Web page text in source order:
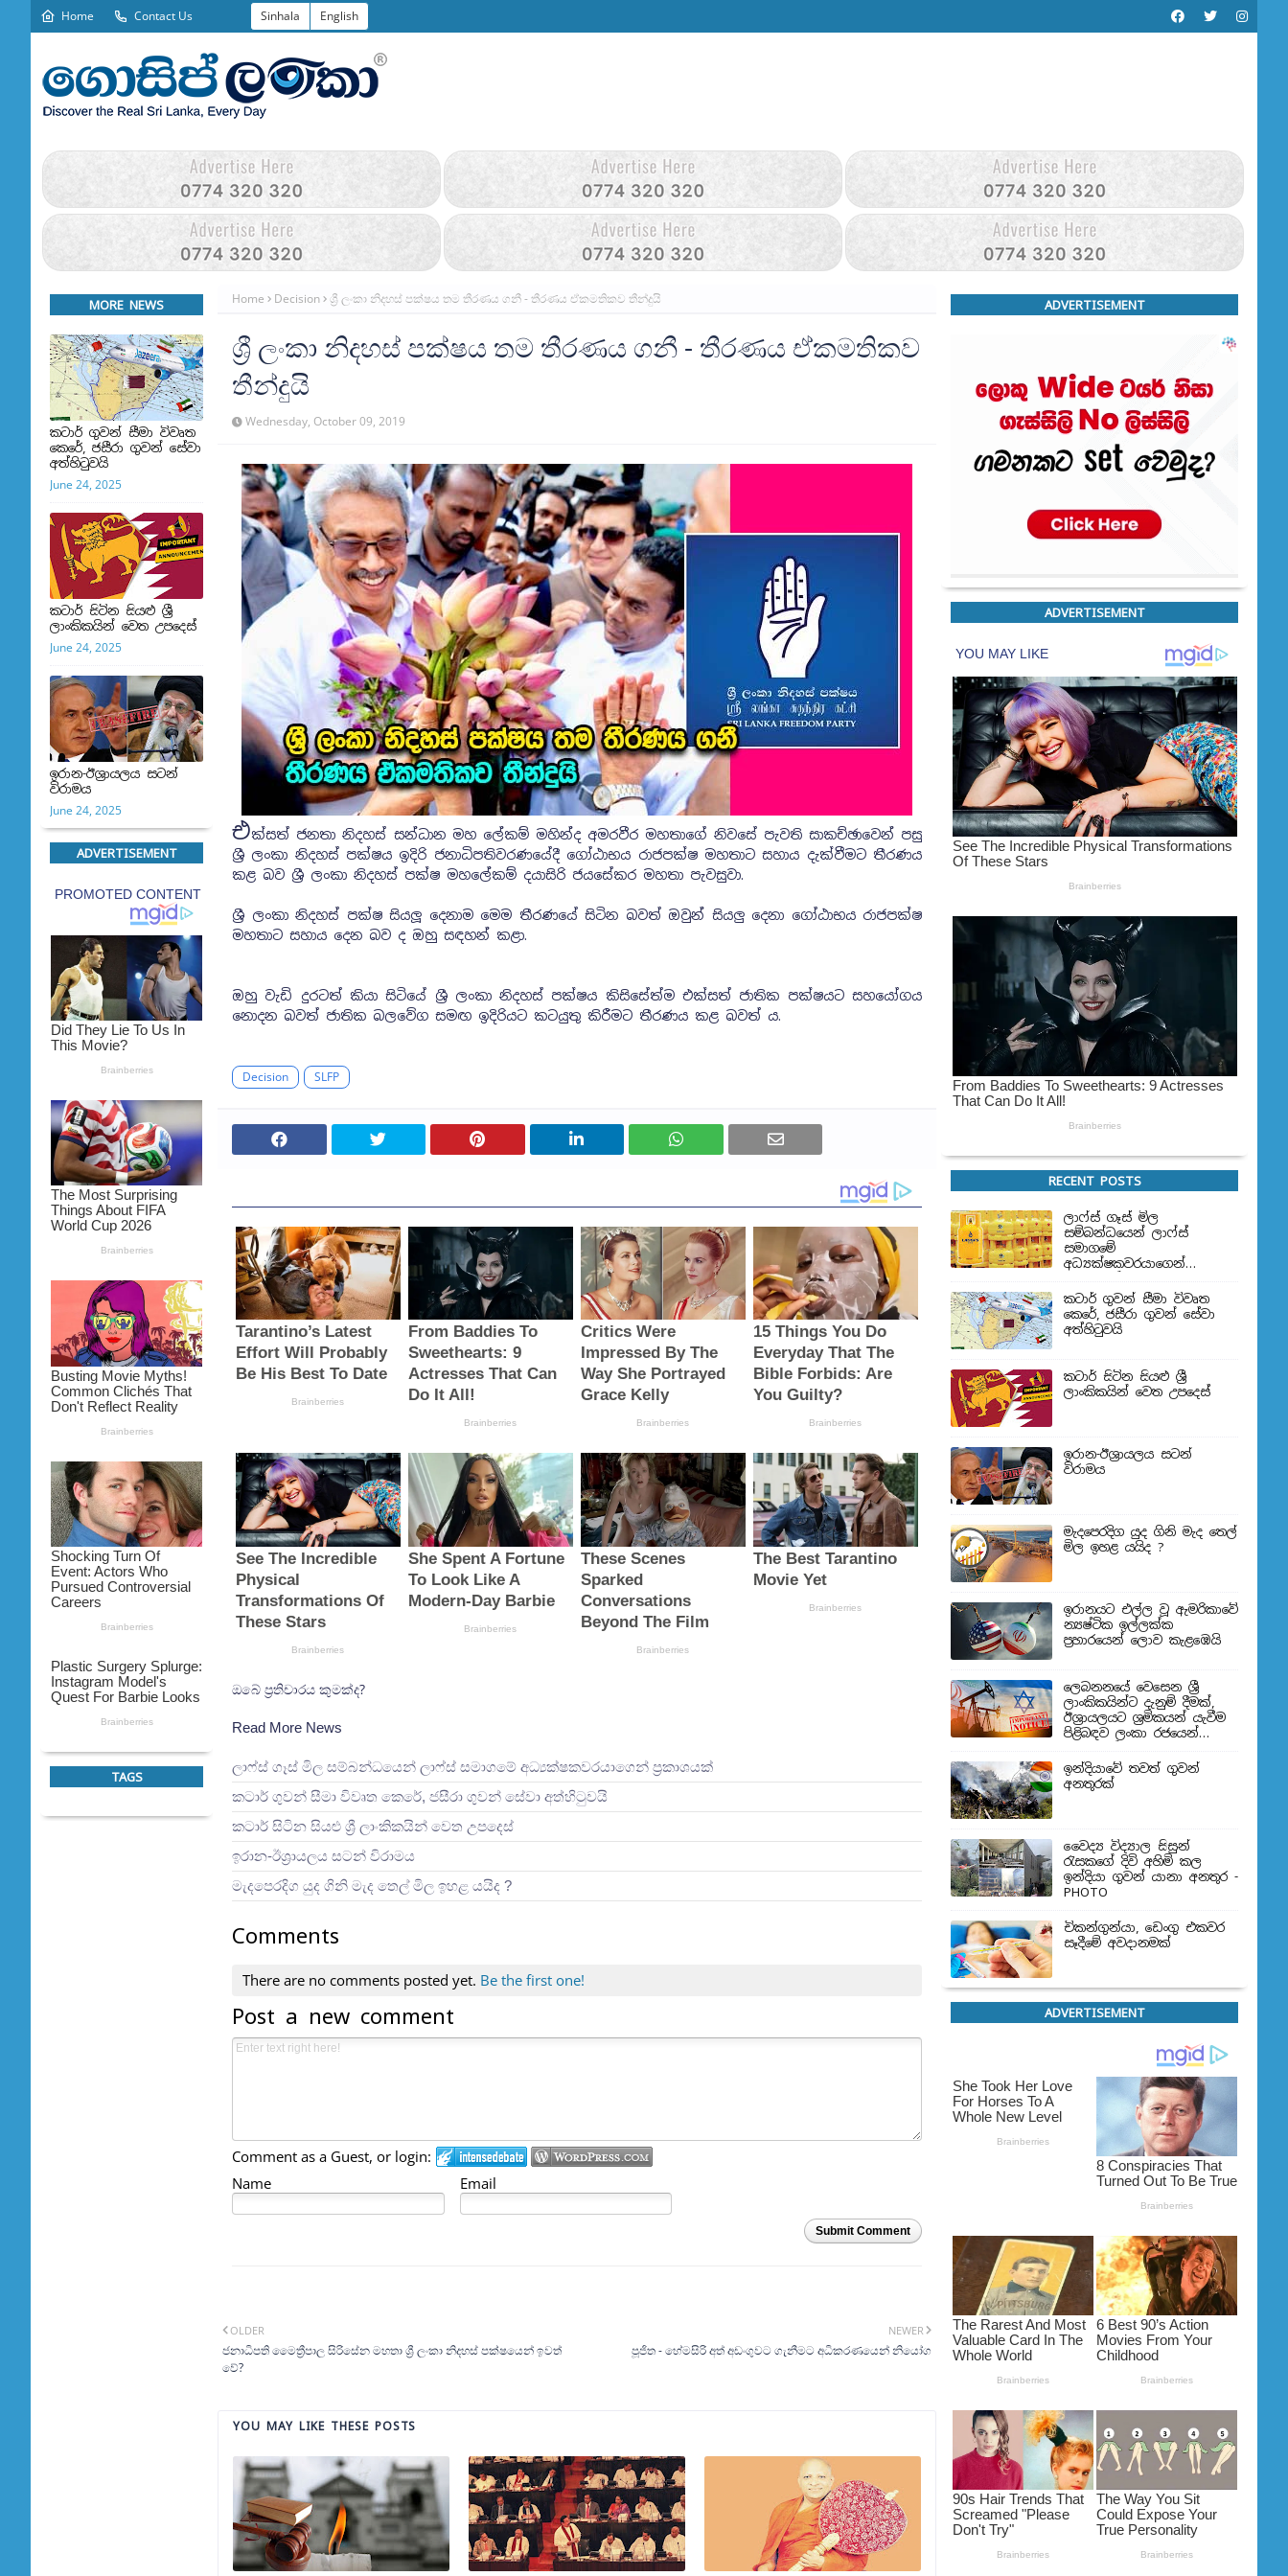
Home Contact Us Sinhala English
MORE NEWS
කටාර් ගුවන් සීමා විවෘත
කෙරේ, ජසීරා ගුවන් සේවා
අත්හි‍ටුවයි
June 24, 2025
කටාර් සිටින සියළු ශ්‍රී
ලාංකිකයින් වෙත උපදෙස්
June 24, 2025
ඉරාන-ඊශ්‍රායලය සටන්
විරාමය
June 24, 2025
ADVERTISEMENT
TAGS
Home Decision ශ්‍රී ලංකා නිදහස් පක්ෂය තම තීරණය ගනී - තීරණය ඒකමතිකව තීන්දුයි
ශ්‍රී ලංකා නිදහස් පක්ෂය තම තීරණය ගනී - තීරණය ඒකමතිකව
තීන්දුයි
Wednesday, October 09, 2019
එක්සත් ජනතා නිදහස් සන්ධාන මහ ලේකම් මහින්ද අමරවීර මහතාගේ නිවසේ පැවති සාකච්ඡාවෙන් පසු
ශ්‍රී ලංකා නිදහස් පක්ෂය ඉදිරි ජනාධිපතිවරණයේදී ගෝඨාභය රාජපක්ෂ මහතාට සහාය දැක්වීමට තීරණය
කළ බව ශ්‍රී ලංකා නිදහස් පක්ෂ මහලේකම් දයාසිරි ජයසේකර මහතා පැවසුවා.
ශ්‍රී ලංකා නිදහස් පක්ෂ සියලූ දෙනාම මෙම තීරණයේ සිටින බවත් ඔවුන් සියලු දෙනා ගෝඨාභය රාජපක්ෂ
මහතාට සහාය දෙන බව ද ඔහු සඳහන් කළා.
ඔහු වැඩි දුරටත් කියා සිටියේ ශ්‍රී ලංකා නිදහස් පක්ෂය කිසිසේත්ම එක්සත් ජාතික පක්ෂයට සහයෝගය
නොදන බවත් ජාතික බලවේග සමඟ ඉදිරියට කටයුතු කිරීමට තීරණය කළ බවත් ය.
Decision SLFP
ඔබේ ප්‍රතිචාරය කුමක්ද?
Read More News
ලාෆ්ස් ගෑස් මිල සම්බන්ධයෙන් ලාෆ්ස් සමාගමේ අධ්‍යක්ෂකවරයාගෙන් ප්‍රකාශයක්
කටාර් ගුවන් සීමා විවෘත කෙරේ, ජසීරා ගුවන් සේවා අත්හි‍ටුවයි
කටාර් සිටින සියළු ශ්‍රී ලාංකිකයින් වෙත උපදෙස්
ඉරාන-ඊශ්‍රායලය සටන් විරාමය
මැදපෙරදිග යුද ගිනි මැද තෙල් මිල ඉහළ යයිද ?
Comments
There are no comments posted yet. Be the first one!
Post a new comment
Comment as a Guest, or login:
Name
Email
Submit Comment
NEWER
පූජිත - හේමසිරි අත් අඩංගුවට ගැනීමට අධිකරණයෙන් නියෝග
OLDER
ජනාධිපති මෛත්‍රීපාල සිරිසේන මහතා ශ්‍රී ලංකා නිදහස් පක්ෂයෙන් ඉවත්
වේ?
YOU MAY LIKE THESE POSTS
ADVERTISEMENT
ADVERTISEMENT
RECENT POSTS
ලාෆ්ස් ගෑස් මිල
සම්බන්ධයෙන් ලාෆ්ස්
සමාගමේ
අධ්‍යක්ෂකවරයාගෙන්
කටාර් ගුවන් සීමා විවෘත
කෙරේ, ජසීරා ගුවන් සේවා
අත්හි‍ටුවයි
කටාර් සිටින සියළු ශ්‍රී
ලාංකිකයින් වෙත උපදෙස්
ඉරාන-ඊශ්‍රායලය සටන්
විරාමය
මැදපෙරදිග යුද ගිනි මැද තෙල්
මිල ඉහළ යයිද ?
ඉරානයට එල්ල වූ ඇමරිකාවේ
න්‍යෂ්ටික ඉල්ලක්ක
ප්‍රහාරයෙන් ලොව කැළඹෙයි
ලෙබනනයේ වෙසෙන ශ්‍රී
ලාංකිකයින්ට දැනුම් දීමක්,
ඊශ්‍රායලයට ශ්‍රමිකයන් යැවීම
පිළිබඳව ලංකා රජයෙන්
ඉන්දියාවේ තවත් ගුවන්
අනතුරක්
වෛද්‍ය විද්‍යාල සිසුන්
‍රැසකගේ දිවි අහිමි කල
ඉන්දියා ගුවන් යානා අනතුර -
PHOTO
චිකන්ගුන්යා, ඩෙංගු එකවර
සෑදීමේ අවදානමක්
ADVERTISEMENT